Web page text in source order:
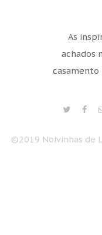
As
achados
casamento
©2019 Noivinhas de